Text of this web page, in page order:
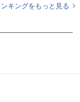
キングをもっと見る